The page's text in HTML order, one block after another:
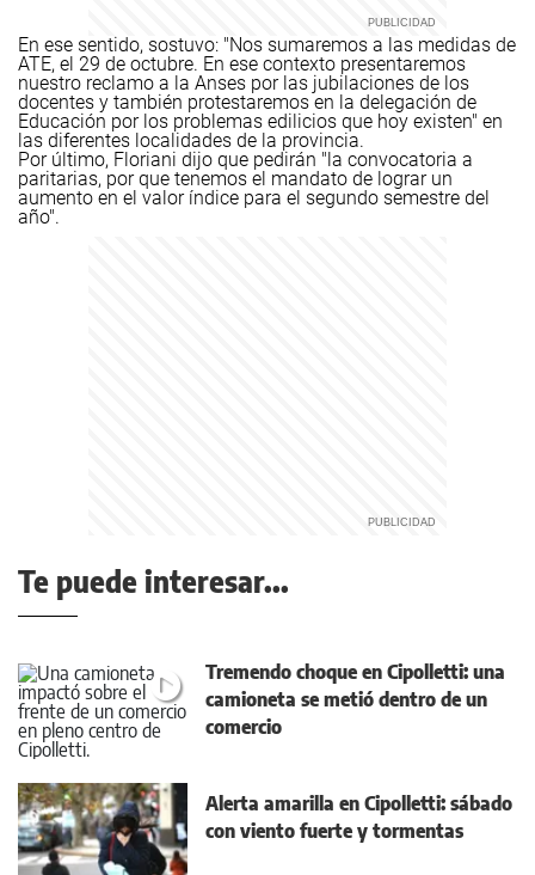
En ese sentido, sostuvo: "Nos sumaremos a las medidas de
ATE, el 29 de octubre. En ese contexto presentaremos
nuestro reclamo a la Anses por las jubilaciones de los
docentes y también protestaremos en la delegación de
Educación por los problemas edilicios que hoy existen" en
las diferentes localidades de la provincia.
Por último, Floriani dijo que pedirán "la convocatoria a
paritarias, por que tenemos el mandato de lograr un
aumento en el valor índice para el segundo semestre del
año".
Te puede interesar...
Tremendo choque en Cipolletti: una
camioneta se metió dentro de un
comercio
Alerta amarilla en Cipolletti: sábado
con viento fuerte y tormentas